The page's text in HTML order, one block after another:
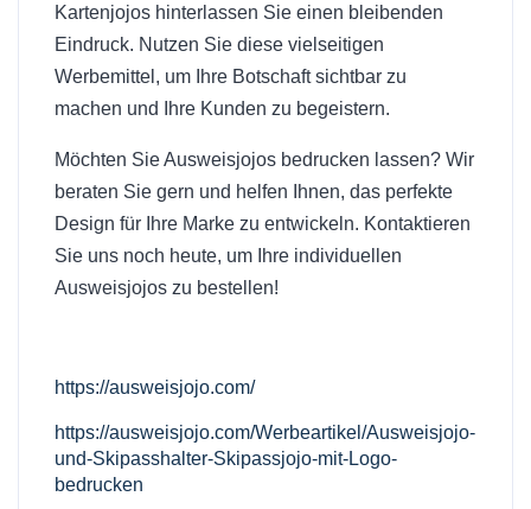
Kartenjojos hinterlassen Sie einen bleibenden
Eindruck. Nutzen Sie diese vielseitigen
Werbemittel, um Ihre Botschaft sichtbar zu
machen und Ihre Kunden zu begeistern.
Möchten Sie Ausweisjojos bedrucken lassen? Wir
beraten Sie gern und helfen Ihnen, das perfekte
Design für Ihre Marke zu entwickeln. Kontaktieren
Sie uns noch heute, um Ihre individuellen
Ausweisjojos zu bestellen!
https://ausweisjojo.com/
https://ausweisjojo.com/Werbeartikel/Ausweisjojo-
und-Skipasshalter-Skipassjojo-mit-Logo-
bedrucken